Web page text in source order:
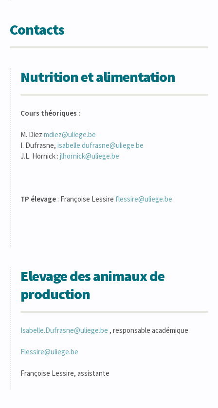
Contacts
Nutrition et alimentation
Cours théoriques :
M. Diez mdiez@uliege.be
I. Dufrasne, isabelle.dufrasne@uliege.be
J.L. Hornick : jlhornick@uliege.be
TP élevage : Françoise Lessire flessire@uliege.be
Elevage des animaux de
production
Isabelle.Dufrasne@uliege.be , responsable académique
Flessire@uliege.be
Françoise Lessire, assistante